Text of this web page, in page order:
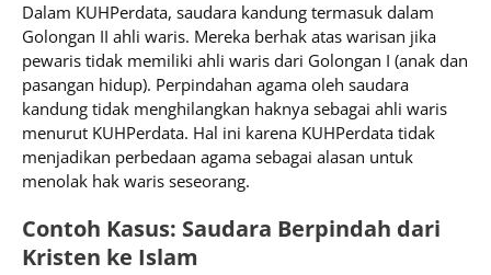
Dalam KUHPerdata, saudara kandung termasuk dalam
Golongan II ahli waris. Mereka berhak atas warisan jika
pewaris tidak memiliki ahli waris dari Golongan I (anak dan
pasangan hidup). Perpindahan agama oleh saudara
kandung tidak menghilangkan haknya sebagai ahli waris
menurut KUHPerdata. Hal ini karena KUHPerdata tidak
menjadikan perbedaan agama sebagai alasan untuk
menolak hak waris seseorang.
Contoh Kasus: Saudara Berpindah dari
Kristen ke Islam